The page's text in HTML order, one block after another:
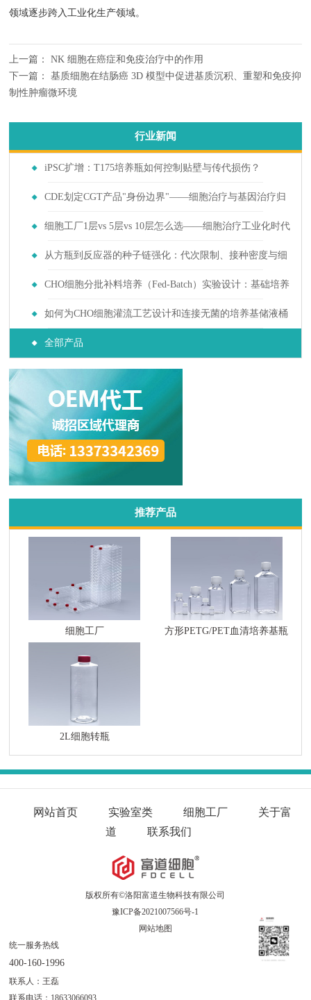
领域逐步跨入工业化生产领域。
上一篇：NK 细胞在癌症和免疫治疗中的作用
下一篇：基质细胞在结肠癌 3D 模型中促进基质沉积、重塑和免疫抑
制性肿瘤微环境
行业新闻
iPSC扩增：T175培养瓶如何控制贴壁与传代损伤？
CDE划定CGT产品"身份边界"——细胞治疗与基因治疗归
入不同监管轨道后上游培养耗材需求如何分化
细胞工厂1层vs 5层vs 10层怎么选——细胞治疗工业化时代
的选择指南
从方瓶到反应器的种子链强化：代次限制、接种密度与细
胞年龄对生产稳定性的影响
CHO细胞分批补料培养（Fed-Batch）实验设计：基础培养
基与补料培养基筛选
如何为CHO细胞灌流工艺设计和连接无菌的培养基储液桶
与废液收集系统？
全部产品
推荐产品
细胞工厂 方形PETG/PET血清培养基瓶
2L细胞转瓶
网站首页 实验室类 细胞工厂
关于富
道
联系我们
版权所有©洛阳富道生物科技有限公司
豫ICP备2021007566号-1
网站地图
统一服务热线
400-160-1996
联系人：王磊